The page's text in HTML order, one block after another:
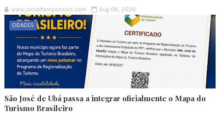
www.jornaltemponews.com Aug 06, 2026
CIDADES
São José de Ubá passa a integrar oficialmente o Mapa do
Turismo Brasileiro